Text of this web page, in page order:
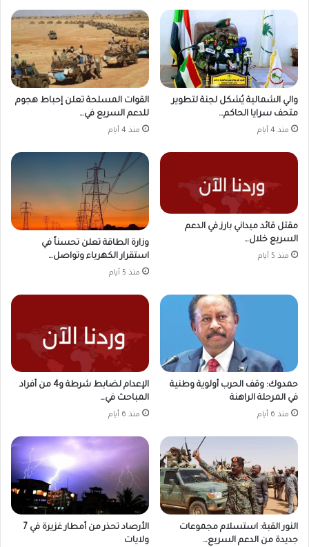
والي الشمالية يُشكل لجنة لتطوير
متحف سرايا الحاكم…
منذ 4 أيام
القوات المسلحة تعلن إحباط هجوم
للدعم السريع في…
منذ 4 أيام
مقتل قائد ميداني بارز في الدعم
السريع خلال…
منذ 5 أيام
وزارة الطاقة تعلن تحسناً في
استقرار الكهرباء وتواصل…
منذ 5 أيام
حمدوك: وقف الحرب أولوية وطنية
في المرحلة الراهنة
منذ 6 أيام
الإعدام لضابط شرطة و4 من أفراد
المباحث في…
منذ 6 أيام
النور القبة: استسلام مجموعات
جديدة من الدعم السريع…
الأرصاد تحذر من أمطار غزيرة في 7
ولايات